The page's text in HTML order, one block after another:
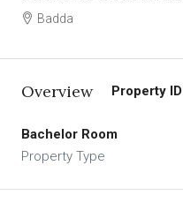
Badda
Overview Property
Bachelor Room
Property Type